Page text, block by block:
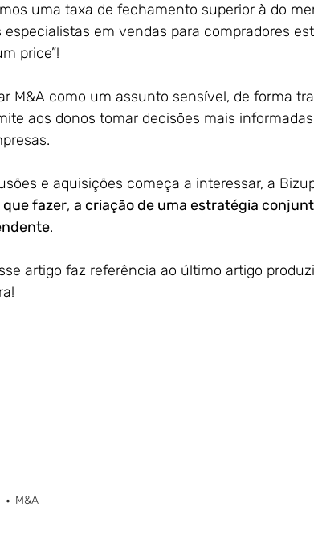
uma taxa de fechamento superior à do
especialistas em vendas para compradores
price”!
M&A como um assunto sensível, de forma
aos donos tomar decisões mais
e aquisições começa a interessar, a
que fazer, a criação de uma estratégia
.
artigo faz referência ao último artigo
M&A